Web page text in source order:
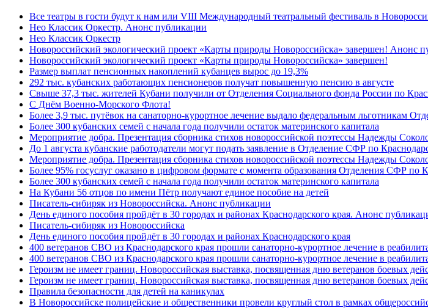
Все театры в гости будут к нам или VIII Международный театральный фестиваль в
Нео Классик Оркестр. Анонс публикации
Нео Классик Оркестр
Новороссийский экологический проект «Карты природы Новороссийска» завершен! Анонс
Новороссийский экологический проект «Карты природы Новороссийска» завершен!
Размер выплат пенсионных накоплений кубанцев вырос до 19,3%
292 тыс. кубанских работающих пенсионеров получат повышенную пенсию в августе
Свыше 37,3 тыс. жителей Кубани получили от Отделения Социального фонда России по
C Днём Военно-Морского Флота!
Более 3,9 тыс. путёвок на санаторно-курортное лечение выдало федеральным льготникам
Более 300 кубанских семей с начала года получили остаток материнского капитала
Мероприятие добра. Презентация сборника стихов новороссийской поэтессы Надежды
До 1 августа кубанские работодатели могут подать заявление в Отделение СФР по
Мероприятие добра. Презентация сборника стихов новороссийской поэтессы Надежды
Более 95% госуслуг оказано в цифровом формате с момента образования Отделения СФР по
Более 300 кубанских семей с начала года получили остаток материнского капитала
На Кубани 56 отцов по имени Пётр получают единое пособие на детей
Писатель-сибиряк из Новороссийска. Анонс публикации
День единого пособия пройдёт в 30 городах и районах Краснодарского края. Анонс
Писатель-сибиряк из Новороссийска
День единого пособия пройдёт в 30 городах и районах Краснодарского края
400 ветеранов СВО из Краснодарского края прошли санаторно-курортное лечение в
400 ветеранов СВО из Краснодарского края прошли санаторно-курортное лечение в
Героизм не имеет границ. Новороссийская выставка, посвященная дню ветеранов боевых
Героизм не имеет границ. Новороссийская выставка, посвященная дню ветеранов боевых
Правила безопасности для детей на каникулах
В Новороссийске полицейские и общественники провели круглый стол в рамках